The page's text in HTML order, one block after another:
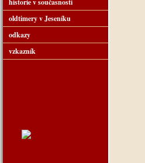
historie v současnosti
oldtimery v Jeseníku
odkazy
vzkazník